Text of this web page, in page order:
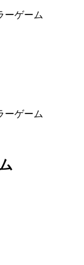
ーゲーム
ーゲーム